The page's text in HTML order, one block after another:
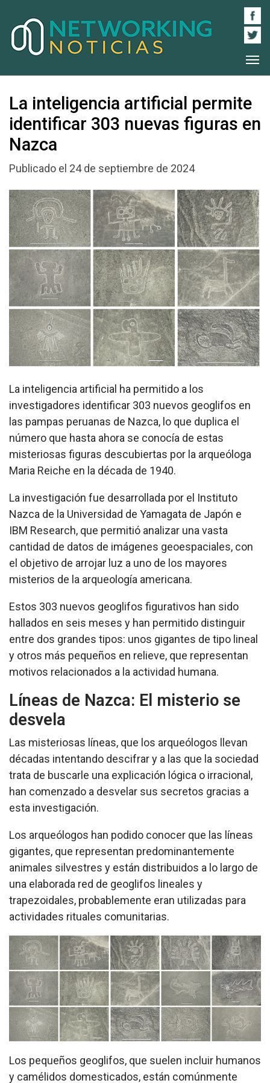
La inteligencia artificial permite
identificar 303 nuevas figuras en
Nazca
Publicado el 24 de septiembre de 2024
La inteligencia artificial ha permitido a los
investigadores identificar 303 nuevos geoglifos en
las pampas peruanas de Nazca, lo que duplica el
número que hasta ahora se conocía de estas
misteriosas figuras descubiertas por la arqueóloga
Maria Reiche en la década de 1940.
La investigación fue desarrollada por el Instituto
Nazca de la Universidad de Yamagata de Japón e
IBM Research, que permitió analizar una vasta
cantidad de datos de imágenes geoespaciales, con
el objetivo de arrojar luz a uno de los mayores
misterios de la arqueología americana.
Estos 303 nuevos geoglifos figurativos han sido
hallados en seis meses y han permitido distinguir
entre dos grandes tipos: unos gigantes de tipo lineal
y otros más pequeños en relieve, que representan
motivos relacionados a la actividad humana.
Líneas de Nazca: El misterio se
desvela
Las misteriosas líneas, que los arqueólogos llevan
décadas intentando descifrar y a las que la sociedad
trata de buscarle una explicación lógica o irracional,
han comenzado a desvelar sus secretos gracias a
esta investigación.
Los arqueólogos han podido conocer que las líneas
gigantes, que representan predominantemente
animales silvestres y están distribuidos a lo largo de
una elaborada red de geoglifos lineales y
trapezoidales, probablemente eran utilizadas para
actividades rituales comunitarias.
Los pequeños geoglifos, que suelen incluir humanos
y camélidos domesticados, están comúnmente